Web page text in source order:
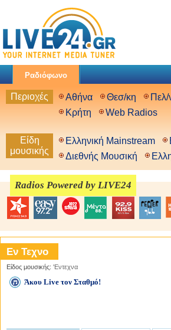
Ραδιόφωνο
Περιοχές Αθήνα Θεσ/κη Πελ/
Κρήτη
Web Radios
Είδη
μουσικής
Ελληνική Mainstream
Διεθνής Μουσική
Radios Powered by LIVE24
Εν Τεχνο
Είδος μουσικής: 'Εντεχνα
Άκου Live τον Σταθμό!